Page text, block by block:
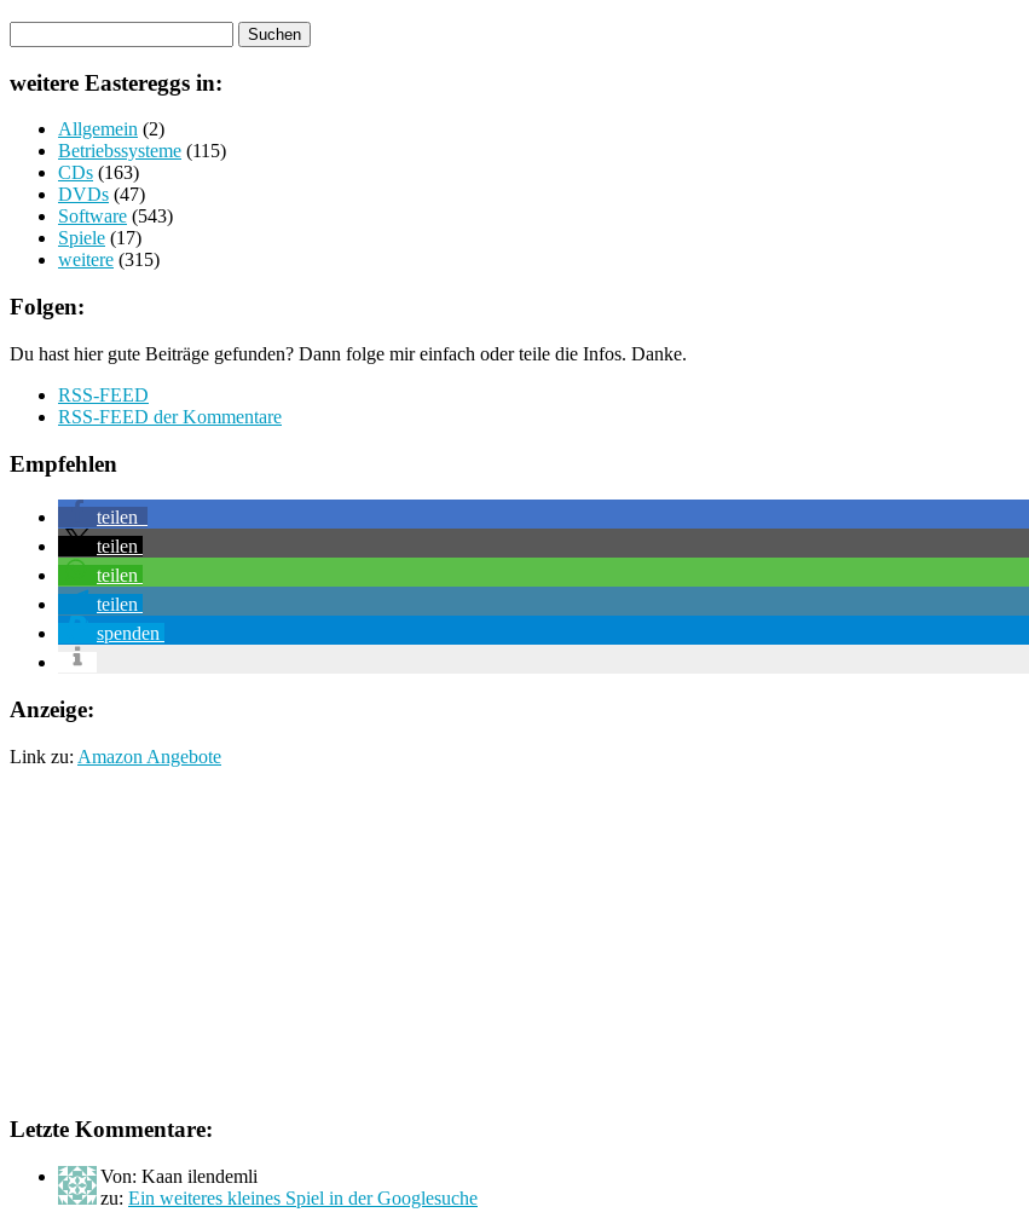
weitere Eastereggs in:
Allgemein (2)
Betriebssysteme (115)
CDs (163)
DVDs (47)
Software (543)
Spiele (17)
weitere (315)
Folgen:
Du hast hier gute Beiträge gefunden? Dann folge mir einfach oder teile die Infos. Danke.
RSS-FEED
RSS-FEED der Kommentare
Empfehlen
teilen
teilen
teilen
teilen
spenden
Anzeige:
Link zu: Amazon Angebote
Letzte Kommentare:
Von: Kaan ilendemli
zu: Ein weiteres kleines Spiel in der Googlesuche